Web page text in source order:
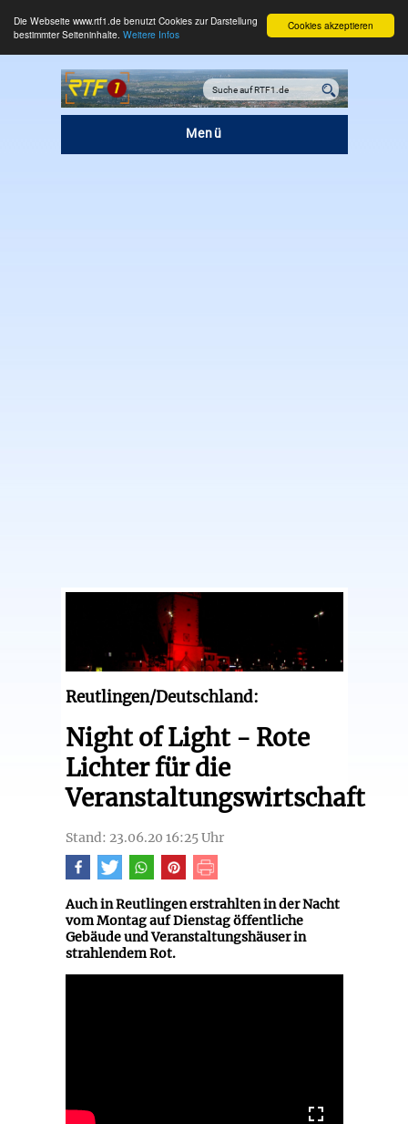
Cookies akzeptieren
Die Webseite www.rtf1.de benutzt Cookies zur Darstellung
bestimmter Seiteninhalte. Weitere Infos
Menü
Reutlingen/Deutschland:
Night of Light - Rote
Lichter für die
Veranstaltungswirtschaft
Stand: 23.06.20 16:25 Uhr
Auch in Reutlingen erstrahlten in der Nacht
vom Montag auf Dienstag öffentliche
Gebäude und Veranstaltungshäuser in
strahlendem Rot.